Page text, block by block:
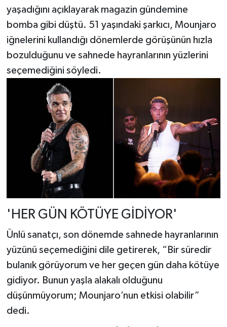
yaşadığını açıklayarak magazin gündemine
bomba gibi düştü. 51 yaşındaki şarkıcı, Mounjaro
iğnelerini kullandığı dönemlerde görüşünün hızla
bozulduğunu ve sahnede hayranlarının yüzlerini
seçemediğini söyledi.
'HER GÜN KÖTÜYE GİDİYOR'
Ünlü sanatçı, son dönemde sahnede hayranlarının
yüzünü seçemediğini dile getirerek, “Bir süredir
bulanık görüyorum ve her geçen gün daha kötüye
gidiyor. Bunun yaşla alakalı olduğunu
düşünmüyorum; Mounjaro’nun etkisi olabilir”
dedi.